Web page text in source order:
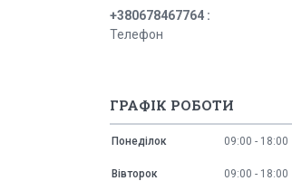
+380678467764
Телефон
ГРАФІК РОБОТИ
Понеділок 09:00 18:00
Вівторок 09:00 18:00